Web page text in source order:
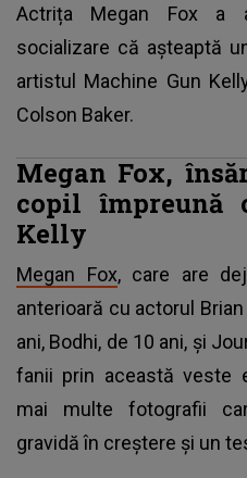
Actrița Megan Fox a
socializare că așteaptă
artistul Machine Gun
Colson Baker.
Megan Fox,
copil împreună
Kelly
Megan Fox, care are
anterioară cu actorul
ani, Bodhi, de 10 ani, și
fanii prin această veste
mai multe fotografii
gravidă în creștere și un